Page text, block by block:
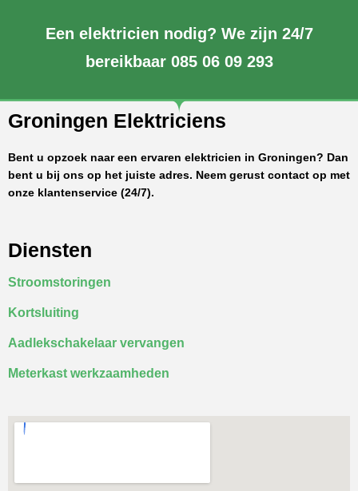
Een elektricien nodig? We zijn 24/7
bereikbaar 085 06 09 293
Groningen Elektriciens
Bent u opzoek naar een ervaren elektricien in Groningen? Dan
bent u bij ons op het juiste adres. Neem gerust contact op met
onze klantenservice (24/7).
Diensten
Stroomstoringen
Kortsluiting
Aadlekschakelaar vervangen
Meterkast werkzaamheden